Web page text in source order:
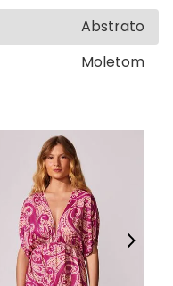
Abstrato
Moletom